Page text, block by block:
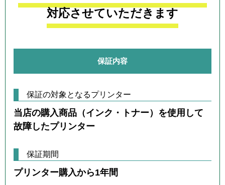
対応させていただきます
保証内容
保証の対象となるプリンター
当店の購入商品（インク・トナー）を使用して
故障したプリンター
保証期間
プリンター購入から1年間